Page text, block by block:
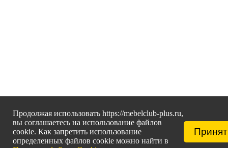
Продолжая использовать https://mebelclub-plus.ru,
вы соглашаетесь на использование файлов
cookie. Как запретить использование
определенных файлов cookie можно найти в